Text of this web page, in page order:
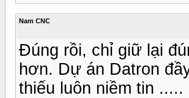
Nam CNC
Đúng rồi, chỉ giữ lại
hơn. Dự án Datron
thiếu luôn niềm tin